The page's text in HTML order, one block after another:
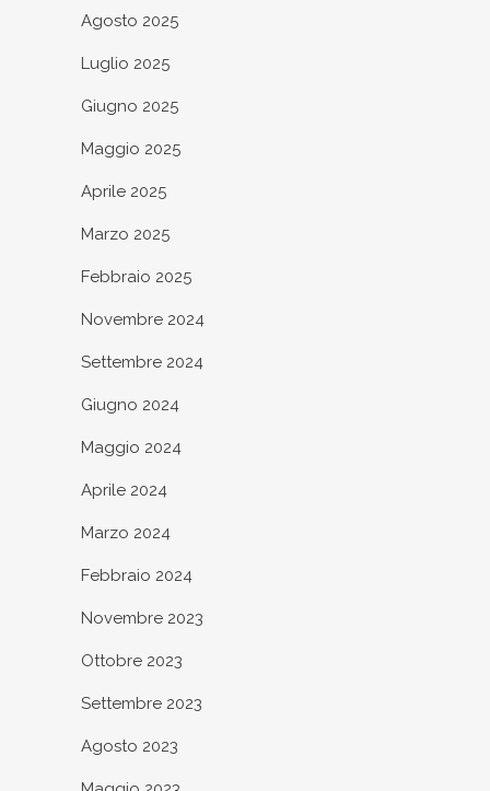
Agosto 2025
Luglio 2025
Giugno 2025
Maggio 2025
Aprile 2025
Marzo 2025
Febbraio 2025
Novembre 2024
Settembre 2024
Giugno 2024
Maggio 2024
Aprile 2024
Marzo 2024
Febbraio 2024
Novembre 2023
Ottobre 2023
Settembre 2023
Agosto 2023